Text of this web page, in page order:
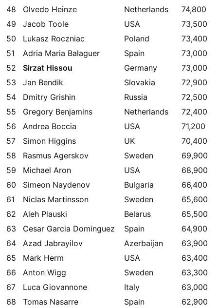
48
Olvedo Heinze Netherlands
74,800
49
Jacob Toole USA
73,500
50
Lukasz Roczniac Poland
73,400
51
Adria Maria Balaguer Spain
73,000
52
Sirzat Hissou Germany
73,000
53
Jan Bendik Slovakia
72,900
54
Dmitry Grishin Russia
72,500
55
Gregory Benjamins Netherlands
72,400
56
Andrea Boccia USA
71,200
57
Simon Higgins UK
70,400
58
Rasmus Agerskov Sweden
69,900
59
Michael Aron USA
68,900
60
Simeon Naydenov Bulgaria
66,400
61
Niclas Martinsson Sweden
65,600
62
Aleh Plauski Belarus
65,500
63
Cesar Garcia Dominguez Spain
64,900
64
Azad Jabrayilov Azerbaijan
63,900
65
Mark Herm USA
63,400
66
Anton Wigg Sweden
63,300
67
Luca Giovannone Italy
63,000
68
Tomas Nasarre Spain 62,900